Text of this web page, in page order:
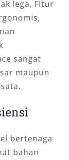
lega. Fitur
sangat
maupun
bertenaga
bahan